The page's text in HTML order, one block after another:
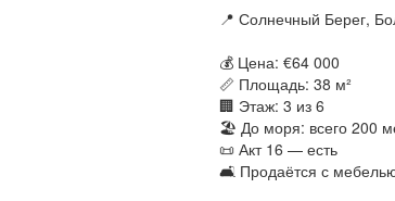
📍 Солнечный Берег,
💰 Цена: €64 000
📏 Площадь: 38 м²
🏢 Этаж: 3 из 6
🏖 До моря: всего 200
📜 Акт 16 — есть
🛋 Продаётся с